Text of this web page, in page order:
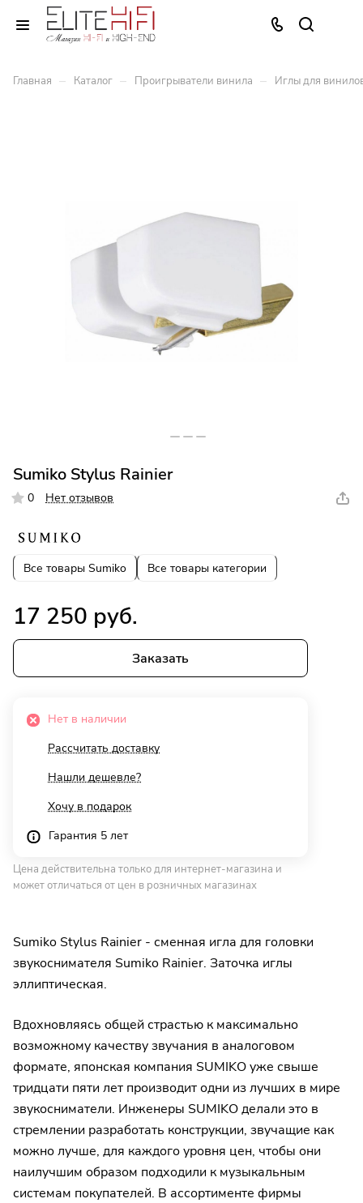
Главная – Каталог – Проигрыватели винила – Иглы для
Sumiko Stylus Rainier
0 Нет отзывов
Все товары Sumiko Все товары категории
17 250 руб.
Заказать
Нет в наличии
Рассчитать доставку
Нашли дешевле?
Хочу в подарок
Гарантия 5 лет
Цена действительна только для интернет-магазина и
может отличаться от цен в розничных магазинах
Sumiko Stylus Rainier - сменная игла для головки
звукоснимателя Sumiko Rainier. Заточка иглы
эллиптическая.
Вдохновляясь общей страстью к максимально
возможному качеству звучания в аналоговом
формате, японская компания SUMIKO уже свыше
тридцати пяти лет производит одни из лучших в мире
звукосниматели. Инженеры SUMIKO делали это в
стремлении разработать конструкции, звучащие как
можно лучше, для каждого уровня цен, чтобы они
наилучшим образом подходили к музыкальным
системам покупателей. В ассортименте фирмы